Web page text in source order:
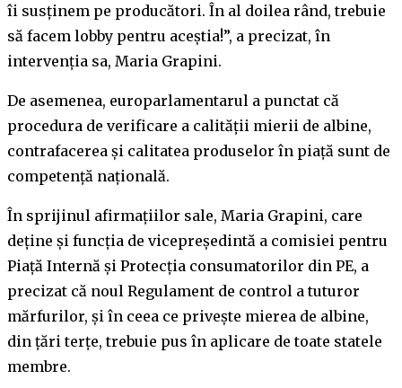
îi susținem pe producători. În al doilea rând, trebuie
să facem lobby pentru aceștia!”, a precizat, în
intervenția sa, Maria Grapini.
De asemenea, europarlamentarul a punctat că
procedura de verificare a calității mierii de albine,
contrafacerea și calitatea produselor în piață sunt de
competență națională.
În sprijinul afirmațiilor sale, Maria Grapini, care
deține și funcția de vicepreședintă a comisiei pentru
Piață Internă și Protecția consumatorilor din PE, a
precizat că noul Regulament de control a tuturor
mărfurilor, și în ceea ce privește mierea de albine,
din țări terțe, trebuie pus în aplicare de toate statele
membre.